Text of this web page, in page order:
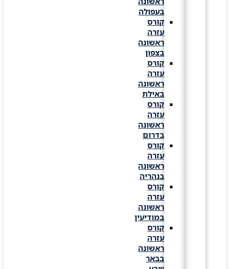
בעפולה
קורס
עזרה
ראשונה
בצפון
קורס
עזרה
ראשונה
באילת
קורס
עזרה
ראשונה
בדרום
קורס
עזרה
ראשונה
בנהריה
קורס
עזרה
ראשונה
במודיעין
קורס
עזרה
ראשונה
בבאר